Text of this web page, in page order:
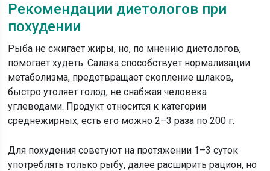
Рекомендации диетологов при
похудении
Рыба не сжигает жиры, но, по мнению диетологов,
помогает худеть. Салака способствует нормализации
метаболизма, предотвращает скопление шлаков,
быстро утоляет голод, не снабжая человека
углеводами. Продукт относится к категории
среднежирных, есть его можно 2–3 раза по 200 г.
Для похудения советуют на протяжении 1–3 суток
употреблять только рыбу, далее расширить рацион, но